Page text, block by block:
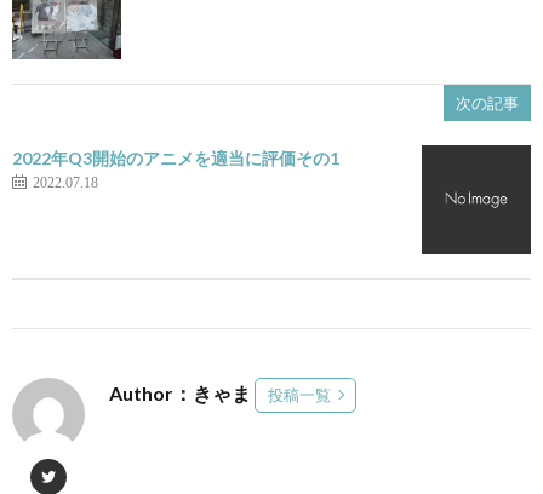
次の記事
2022年Q3開始のアニメを適当に評価その1
2022.07.18
Author：きゃま 投稿一覧